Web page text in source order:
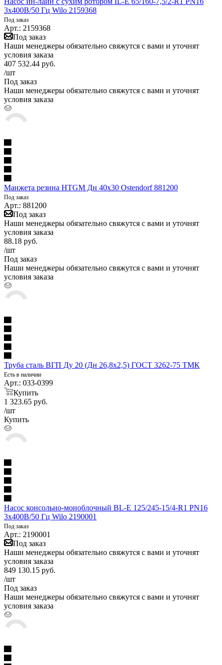
3х400В/50 Гц Wilo 2159368
Под заказ
Арт.: 2159368
Под заказ
Наши менеджеры обязательно свяжутся с вами и уточнят
условия заказа
407 532.44 руб.
/шт
Под заказ
Наши менеджеры обязательно свяжутся с вами и уточнят
условия заказа
Манжета резина HTGM Дн 40х30 Ostendorf 881200
Под заказ
Арт.: 881200
Под заказ
Наши менеджеры обязательно свяжутся с вами и уточнят
условия заказа
88.18 руб.
/шт
Под заказ
Наши менеджеры обязательно свяжутся с вами и уточнят
условия заказа
Труба сталь ВГП Ду 20 (Дн 26,8х2,5) ГОСТ 3262-75 ТМК
Есть в наличии
Арт.: 033-0399
Купить
1 323.65 руб.
/шт
Купить
Насос консольно-моноблочный BL-E 125/245-15/4-R1 PN16
3х400В/50 Гц Wilo 2190001
Под заказ
Арт.: 2190001
Под заказ
Наши менеджеры обязательно свяжутся с вами и уточнят
условия заказа
849 130.15 руб.
/шт
Под заказ
Наши менеджеры обязательно свяжутся с вами и уточнят
условия заказа